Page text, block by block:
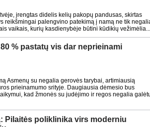
įrengtas didelis kelių pakopų pandusas, skirtas
reikšmingai palengvino patekimą į namą ne tik
vaikais, kurių kasdienybėje būtini kūdikių
% pastatų vis dar neprieinami
Asmenų su negalia gerovės tarybai, artimiausią
prieinamumo srityje. Daugiausia dėmesio bus
kad žmonės su judėjimo ir regos negalia
Pilaitės poliklinika virs moderniu